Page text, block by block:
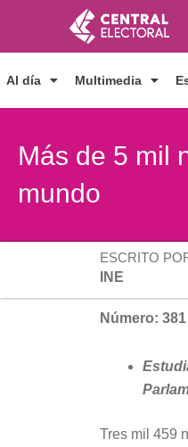
contenido
Al día Multimedia
Más de 5 mil
mundo
ESCRITO
INE
Número: 381
Tres mil 459